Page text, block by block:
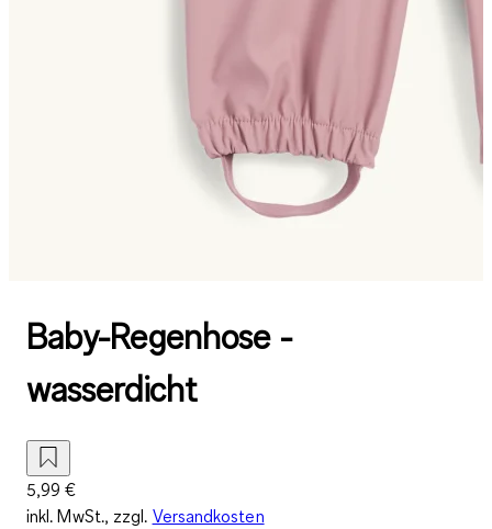
Baby-Regenhose -
wasserdicht
5,99 €
inkl. MwSt., zzgl. Versandkosten